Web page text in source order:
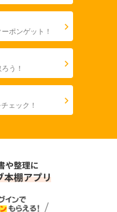
ポンゲット！
う！
ェック！